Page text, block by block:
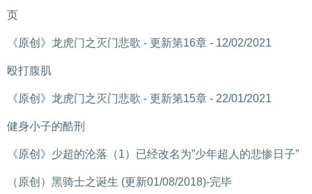
页
《原创》龙虎门之灭门悲歌 - 更新第16章 - 12/02/2021
殴打腹肌
《原创》龙虎门之灭门悲歌 - 更新第15章 - 22/01/2021
健身小子的酷刑
《原创》少超的沦落（1）已经改名为”少年超人的悲惨日子”
（原创）黑骑士之诞生 (更新01/08/2018)-完毕